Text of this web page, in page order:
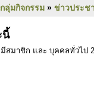
กลุ่มกิจกรรม » ข่าวประช
นี้
สมาชิก และ บุคคลทั่วไป